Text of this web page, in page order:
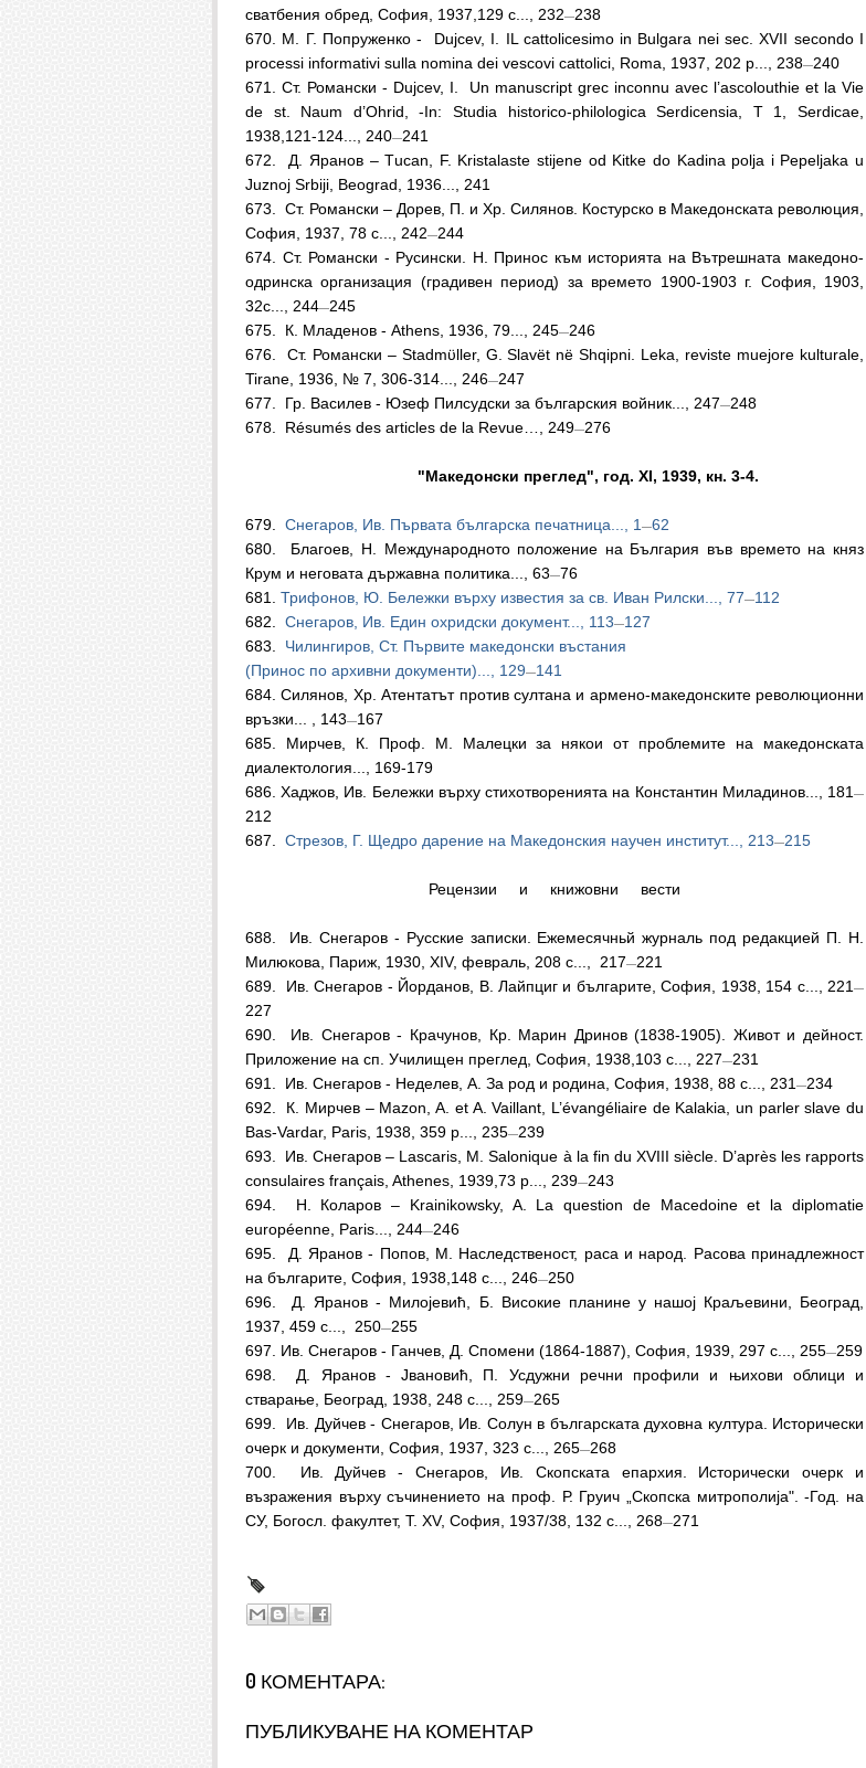
сватбения обред, София, 1937,129 с..., 232—238
670. М. Г. Попруженко - Dujcev, I. IL cattolicesimo in Bulgara nei sec. XVII secondo I
processi informativi sulla nomina dei vescovi cattolici, Roma, 1937, 202 р..., 238—240
671. Ст. Романски - Dujcev, I. Un manuscript grec inconnu avec l’ascolouthie et la Vie
de st. Naum d’Ohrid, -In: Studia historico-philologica Serdicensia, T 1, Serdicae,
1938,121-124..., 240—241
672.
Д. Яранов – Тucan, F. Kristalaste stijene od Kitke do Kadina polja i Pepeljaka u
Juznoj Srbiji, Beograd, 1936..., 241
673.
Ст. Романски – Дорев, П. и Хр. Силянов. Костурско в Македонската революция,
София, 1937, 78 с..., 242—244
674. Ст. Романски - Русински. Н. Принос към историята на Вътрешната македоно-
одринска организация (градивен период) за времето 1900-1903 г. София, 1903,
32c..., 244—245
675.
К. Младенов - Athens, 1936, 79..., 245—246
676.
Ст. Романски – Stadmϋller, G. Slavët në Shqipni. Leka, reviste muejore kulturale,
Tirane, 1936, № 7, 306-314..., 246—247
677.
Гр. Василев - Юзеф Пилсудски за българския войник..., 247—248
678.
Résumés des articles de la Revue…, 249—276
"Македонски преглед", год. XI, 1939, кн. 3-4.
679. Снегаров, Ив. Първата българска печатница..., 1 —62
680.
Благоев, Н. Международното положение на България във времето на княз
Крум и неговата държавна политика..., 63—76
681.
Трифонов, Ю. Бележки върху известия за св. Иван Рилски..., 77—112
682.
Снегаров, Ив. Един охридски документ..., 113—127
683.
Чилингиров, Ст. Първите македонски въстания
(Принос по архивни документи)..., 129—141
684. Силянов, Хр. Атентатът против султана и армено-македонските революционни
връзки... , 143—167
685. Мирчев, К. Проф. М. Малецки за някои от проблемите на македонската
диалектология..., 169-179
686. Хаджов, Ив. Бележки върху стихотворенията на Константин Миладинов..., 181 —
212
687.
Стрезов, Г. Щедро дарение на Македонския научен институт..., 213—215
Рецензии и книжовни вести
688.
Ив. Снегаров - Русские записки. Ежемесячньй журналь под редакцией П. Н.
Милюкова, Париж, 1930, XIV, февраль, 208 с..., 217—221
689.
Ив. Снегаров - Йорданов, В. Лайпциг и българите, София, 1938, 154 с..., 221—
227
690.
Ив. Снегаров - Крачунов, Кр. Марин Дринов (1838-1905). Живот и дейност.
Приложение на сп. Училищен преглед, София, 1938,103 с..., 227—231
691.
Ив. Снегаров - Неделев, А. За род и родина, София, 1938, 88 с..., 231 —234
692.
К. Мирчев – Маzon, A. et A. Vaillant, L’évangéliaire de Kalakia, un parler slave du
Bas-Vardar, Paris, 1938, 359 р..., 235—239
693.
Ив. Снегаров – Lascaris, M. Salonique à la fin du XVIII siècle. D’après les rapports
consulaires français, Athenes, 1939,73 р..., 239—243
694.
Н. Коларов – Krainikowsky, A. La question de Macedoine et la diplomatie
européenne, Раris..., 244—246
695.
Д. Яранов - Попов, М. Наследственост, раса и народ. Расова принадлежност
на българите, София, 1938,148 с..., 246—250
696.
Д. Яранов - Милоjевић, Б. Високие планине у нашоj Краљевини, Београд,
1937, 459 с..., 250—255
697. Ив. Снегаров - Ганчев, Д. Спомени (1864-1887), София, 1939, 297 с..., 255—259
698.
Д. Яранов - Jвановић, П. Усдужни речни профили и њихови облици и
стварањe, Београд, 1938, 248 с..., 259—265
699.
Ив. Дуйчев - Снегаров, Ив. Солун в българската духовна култура. Исторически
очерк и документи, София, 1937, 323 с..., 265—268
700.
Ив. Дуйчев - Снегаров, Ив. Скопската епархия. Исторически очерк и
възражения върху съчинението на проф. Р. Груич „Скопска митрополиja". -Год. на
СУ, Богосл. факултет, Т. XV, София, 1937/38, 132 с..., 268—271
0 КОМЕНТАРА:
ПУБЛИКУВАНЕ НА КОМЕНТАР